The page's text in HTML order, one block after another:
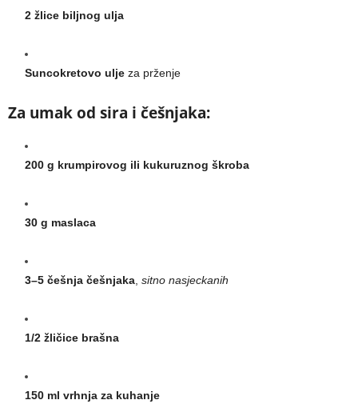
2 žlice biljnog ulja
Suncokretovo ulje za prženje
Za umak od sira i češnjaka:
200 g krumpirovog ili kukuruznog škroba
30 g maslaca
3–5 češnja češnjaka sitno nasjeckanih
1/2 žličice brašna
150 ml vrhnja za kuhanje